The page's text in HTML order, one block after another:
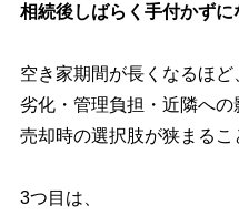
相続後しばらく手付かず
空き家期間が長くなるほど
劣化・管理負担・近隣への
売却時の選択肢が狭まるこ
3つ目は、